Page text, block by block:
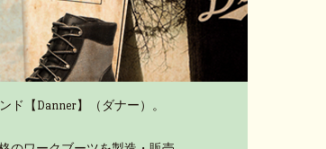
ド【Danner】（ダナー）。